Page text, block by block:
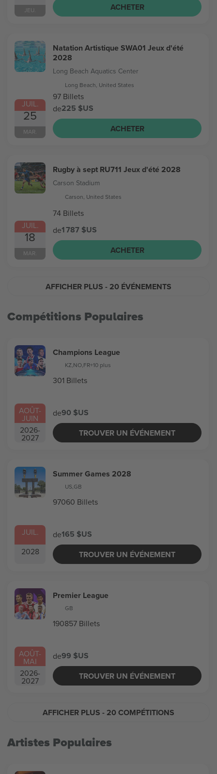
JEU.
ACHETER
JUIL.
25
MAR.
Natation Artistique SWA01 Jeux d'été
2028
Long Beach Aquatics Center
Long Beach, United States
97 Billets
de225 $US
ACHETER
JUIL.
18
MAR.
Rugby à sept RU711 Jeux d'été 2028
Carson Stadium
Carson, United States
74 Billets
de1 787 $US
ACHETER
AFFICHER PLUS - 20 ÉVÉNEMENTS
Compétitions Populaires
AOÛT-
JUIN
2026-
2027
Champions League
KZ,NO,FR+10 plus
301 Billets
de90 $US
TROUVER UN ÉVÉNEMENT
JUIL.
2028
Summer Games 2028
US,GB
97060 Billets
de165 $US
TROUVER UN ÉVÉNEMENT
AOÛT-
MAI
2026-
2027
Premier League
GB
190857 Billets
de99 $US
TROUVER UN ÉVÉNEMENT
AFFICHER PLUS - 20 COMPÉTITIONS
Artistes Populaires